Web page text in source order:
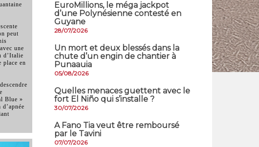
peut
une
d’Italie
place en
Blue »
EuroMillions, ​le méga jackpot
d’une Polynésienne contesté en
Guyane
28/07/2026
​Un mort et deux blessés dans la
chute d’un engin de chantier à
Punaauia
05/08/2026
Quelles menaces guettent avec le
fort El Niño qui s’installe ?
30/07/2026
A Fano Tia veut être remboursé
par le Tavini
07/07/2026